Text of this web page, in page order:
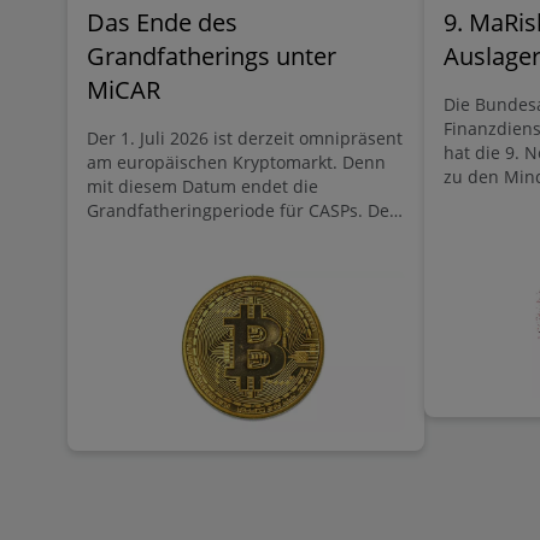
Das Ende des
Grandfatherings unter
MiCAR
Der 1. Juli 2026 ist derzeit omnipräsent
am europäischen Kryptomarkt. Denn
mit diesem Datum endet die
Grandfatheringperiode für CASPs. Der
verfallen müssen. Gleichwohl besteht
für (noch) nicht nach MiCAR
zugelassene CASPs konkreter
Handlungsbedarf, um auch künftig auf
dem europäischen Kryptomarkt aktiv
sein zu können. An Relevanz gewinnen
dabei zusehends sogenannte White-
9.
Die
hat die 9.
zu den
stärkerer
von
Neben